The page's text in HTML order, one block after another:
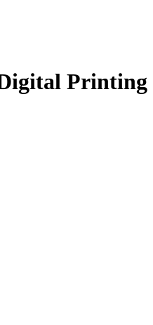
Printing